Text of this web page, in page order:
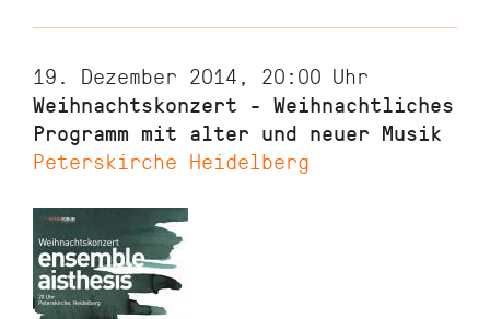
19. Dezember 2014, 20:00 Uhr
Weihnachtskonzert - Weihnachtliches
Programm mit alter und neuer Musik
Peterskirche Heidelberg